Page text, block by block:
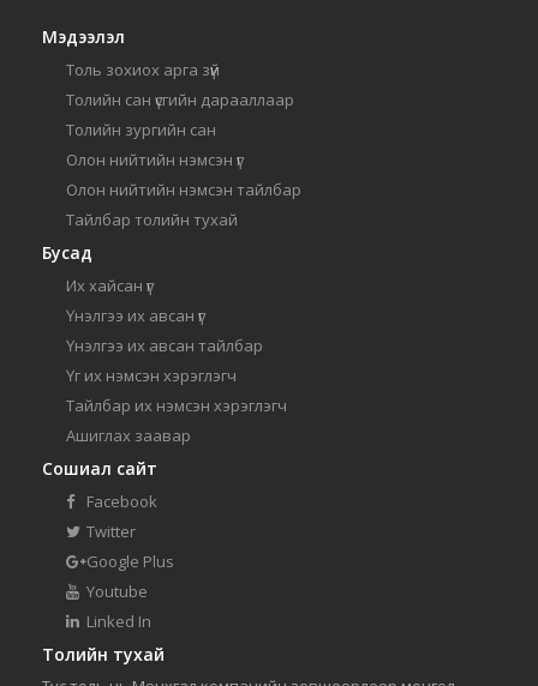
Мэдээлэл
Толь зохиох арга зүй
Толийн сан үсгийн дарааллаар
Толийн зургийн сан
Олон нийтийн нэмсэн үг
Олон нийтийн нэмсэн тайлбар
Тайлбар толийн тухай
Бусад
Их хайсан үг
Үнэлгээ их авсан үг
Үнэлгээ их авсан тайлбар
Үг их нэмсэн хэрэглэгч
Тайлбар их нэмсэн хэрэглэгч
Ашиглах заавар
Сошиал сайт
Facebook
Twitter
Google Plus
Youtube
Linked In
Толийн тухай